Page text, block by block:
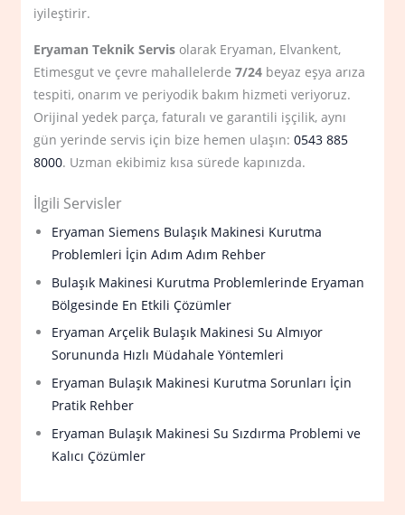
iyileştirir.
Eryaman Teknik Servis olarak Eryaman, Elvankent,
Etimesgut ve çevre mahallelerde7/24 beyaz eşya arıza
tespiti, onarım ve periyodik bakım hizmeti veriyoruz.
Orijinal yedek parça, faturalı ve garantili işçilik, aynı
gün yerinde servis için bize hemen ulaşın:0543 885
8000. Uzman ekibimiz kısa sürede kapınızda.
İlgili Servisler
Eryaman Siemens Bulaşık Makinesi Kurutma
Problemleri İçin Adım Adım Rehber
Bulaşık Makinesi Kurutma Problemlerinde Eryaman
Bölgesinde En Etkili Çözümler
Eryaman Arçelik Bulaşık Makinesi Su Almıyor
Sorununda Hızlı Müdahale Yöntemleri
Eryaman Bulaşık Makinesi Kurutma Sorunları İçin
Pratik Rehber
Eryaman Bulaşık Makinesi Su Sızdırma Problemi ve
Kalıcı Çözümler